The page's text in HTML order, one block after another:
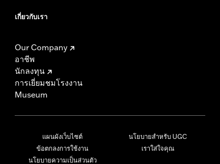
เกี่ยวกับเรา
Our Company
อาชีพ
นักลงทุน
การเยี่ยมชมโรงงาน
Museum
แผนผังเว็บไซต์
ข้อตกลงการใช้งาน
นโยบายความเป็นส่วนตัว
นโยบายสำหรับ UGC
เราใส่ใจคุณ